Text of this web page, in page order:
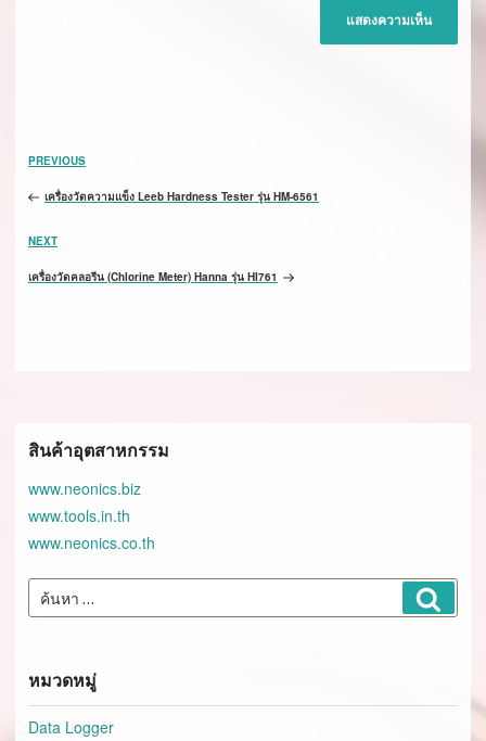
นำทาง
เรื่อง
Previous
Post
PREVIOUS
เครื่องวัดความแข็ง Leeb Hardness Tester รุ่น HM-6561
Next
Post
NEXT
เครื่องวัดคลอรีน (Chlorine Meter) Hanna รุ่น HI761
สินค้าอุตสาหกรรม
www.neonics.biz
www.tools.in.th
www.neonics.co.th
ค้นหา:
หมวดหมู่
Data Logger